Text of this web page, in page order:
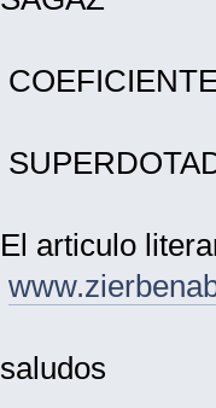
El articulo
saludos